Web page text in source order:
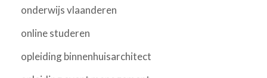
onderwijs vlaanderen
online studeren
opleiding binnenhuisarchitect